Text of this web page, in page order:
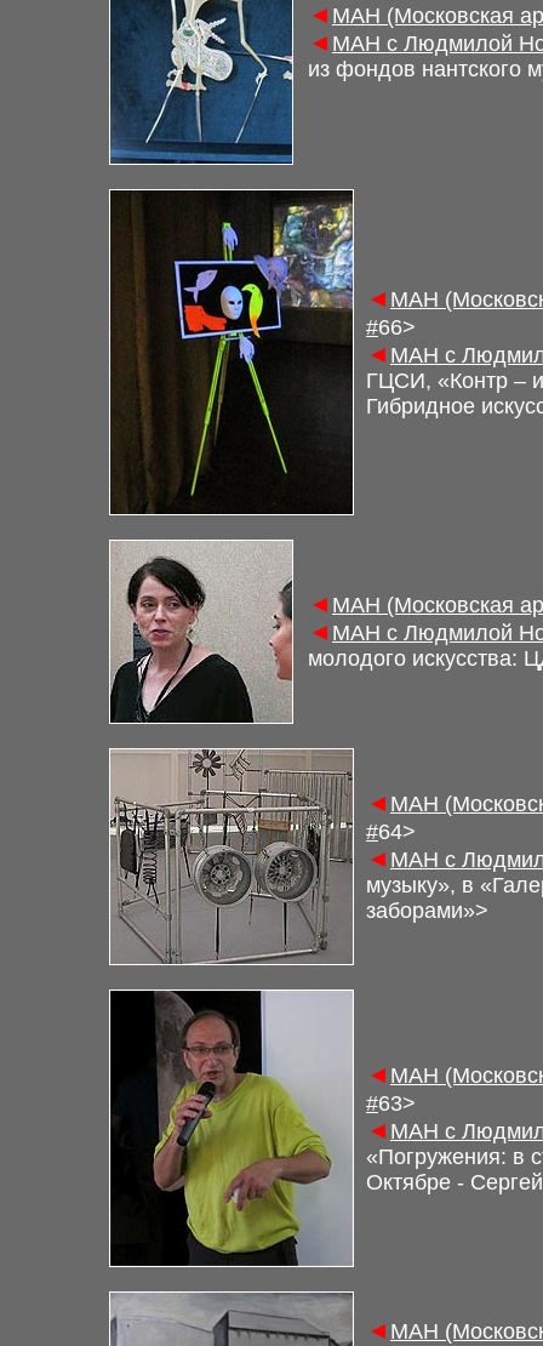
◄ МАН (Московская
◄ МАН с Людмилой
из фондов нантского
◄ МАН
#66>
◄ МАН с
ГЦСИ, «Контр –
Гибридное
◄ МАН (Московская
◄ МАН с Людмилой
молодого искусства:
◄ МАН
#64>
◄ МАН с
музыку», в
заборами»>
◄ МАН
#63>
◄ МАН с
«Погружения: в
Октябре -
◄ МАН